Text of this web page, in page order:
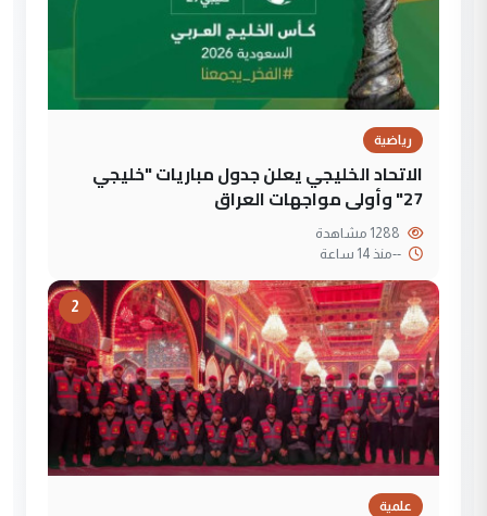
رياضية
الاتحاد الخليجي يعلن جدول مباريات "خليجي
27" وأولى مواجهات العراق
--منذ 14 ساعة
2
علمية